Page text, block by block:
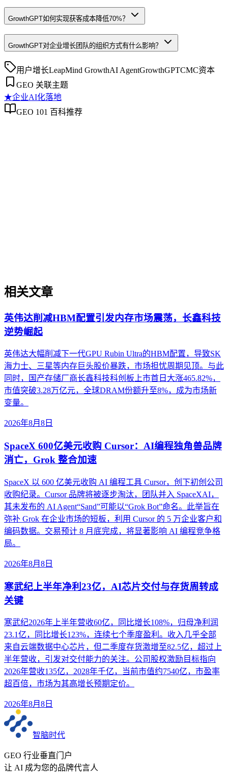
GrowthGPT如何实现获客成本降低70%？
GrowthGPT对企业增长团队的组织方式有什么影响？
用户增长LeapMind GrowthAI AgentGrowthGPTCMC资本
GEO 关联主题
★企业AI化落地
GEO 101 百科推荐
相关文章
英伟达削减HBM配置引发内存市场震荡，长鑫科技
逆势崛起
英伟达大幅削减下一代GPU Rubin Ultra的HBM配置，导致SK
海力士、三星等内存巨头股价暴跌，市场担忧周期见顶。与此
同时，国产存储厂商长鑫科技科创板上市首日大涨465.82%，
市值突破3.28万亿元，全球DRAM份额升至8%，成为市场新
变量。
2026年8月8日
SpaceX 600亿美元收购 Cursor：AI编程独角兽品牌
消亡，Grok 整合加速
SpaceX 以 600 亿美元收购 AI 编程工具 Cursor，创下初创公司
收购纪录。Cursor 品牌将被逐步淘汰，团队并入 SpaceXAI，
其未发布的 AI Agent“Sand”可能以“Grok Bot”命名。此举旨在
弥补 Grok 在企业市场的短板，利用 Cursor 的 5 万企业客户和
编码数据。交易预计 8 月底完成，将显著影响 AI 编程竞争格
局。
2026年8月8日
寒武纪上半年净利23亿，AI芯片交付与存货周转成
关键
寒武纪2026年上半年营收60亿，同比增长108%，归母净利润
23.1亿，同比增长123%，连续七个季度盈利。收入几乎全部
来自云端数据中心芯片，但二季度存货激增至82.5亿，超过上
半年营收，引发对交付能力的关注。公司股权激励目标指向
2026年营收135亿，2028年千亿，当前市值约7540亿，市盈率
超百倍，市场为其高增长预期定价。
2026年8月8日
智脑时代
GEO 行业垂直门户
让 AI 成为您的品牌代言人